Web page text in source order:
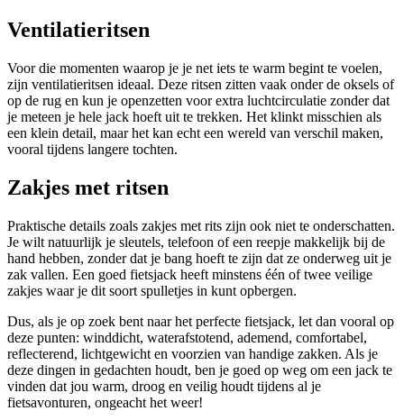
Ventilatieritsen
Voor die momenten waarop je je net iets te warm begint te voelen,
zijn ventilatieritsen ideaal. Deze ritsen zitten vaak onder de oksels of
op de rug en kun je openzetten voor extra luchtcirculatie zonder dat
je meteen je hele jack hoeft uit te trekken. Het klinkt misschien als
een klein detail, maar het kan echt een wereld van verschil maken,
vooral tijdens langere tochten.
Zakjes met ritsen
Praktische details zoals zakjes met rits zijn ook niet te onderschatten.
Je wilt natuurlijk je sleutels, telefoon of een reepje makkelijk bij de
hand hebben, zonder dat je bang hoeft te zijn dat ze onderweg uit je
zak vallen. Een goed fietsjack heeft minstens één of twee veilige
zakjes waar je dit soort spulletjes in kunt opbergen.
Dus, als je op zoek bent naar het perfecte fietsjack, let dan vooral op
deze punten: winddicht, waterafstotend, ademend, comfortabel,
reflecterend, lichtgewicht en voorzien van handige zakken. Als je
deze dingen in gedachten houdt, ben je goed op weg om een jack te
vinden dat jou warm, droog en veilig houdt tijdens al je
fietsavonturen, ongeacht het weer!